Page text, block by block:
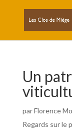
Un
parFlorence
Regards sur le